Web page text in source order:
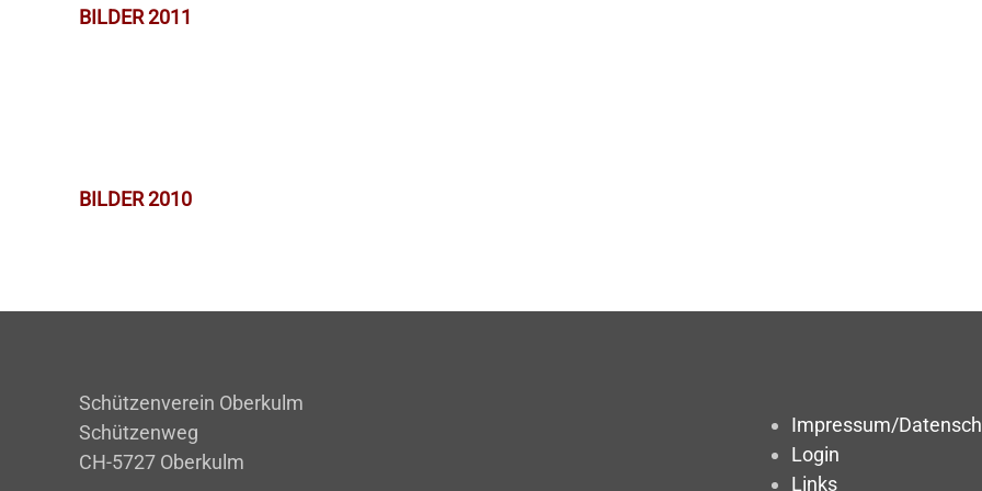
BILDER 2011
BILDER 2010
Schützenverein Oberkulm
Schützenweg
CH-5727 Oberkulm
Impressum/
Login
Links